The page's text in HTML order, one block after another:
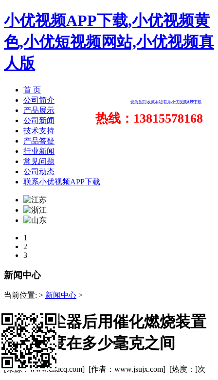
小优视频APP下载,小优视频黄
色,小优短视频网站,小优视频真
人版
设为首页 收藏本站 联系小优视频APP下载
热线：13815578168
首 页
公司简介
产品展示
公司新闻
技术支持
产品答疑
行业新闻
常见问题
公司动态
联系小优视频APP下载
1
2
3
新闻中心
当前位置: > 新闻中心 >
浙江除尘器后用催化燃烧装置
废气浓度在多少毫克之间
[来源：www.chucq.com] [作者：www.jsujx.com] [热度： ]次